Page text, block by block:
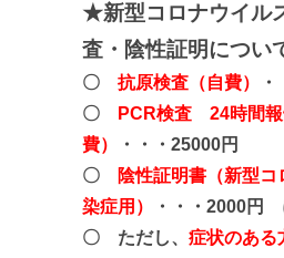
★新型コロナウイル
査・陰性証明につい
〇 抗原検査（自費）
〇
PCR検査 24時間報
費）
・・・25000円
〇
陰性証明書（新型
染症用）
・・・2000円
〇 ただし、 症状のある